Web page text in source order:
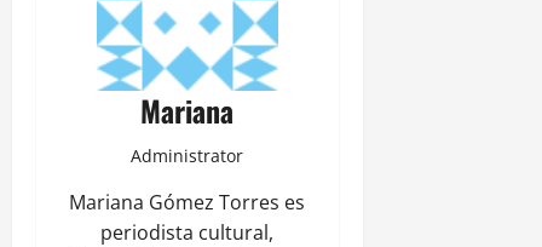
Mariana
Administrator
Mariana Gómez Torres es
periodista cultural,